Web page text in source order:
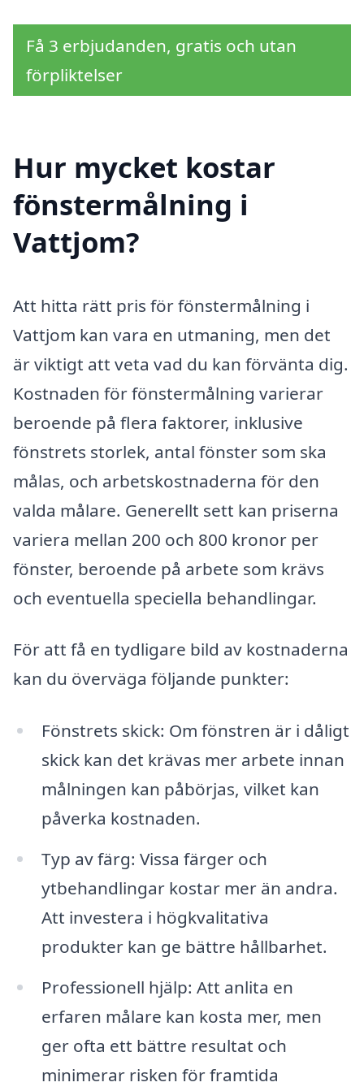
Få 3 erbjudanden, gratis och utan
förpliktelser
Hur mycket kostar
fönstermålning i
Vattjom?
Att hitta rätt pris för fönstermålning i
Vattjom kan vara en utmaning, men det
är viktigt att veta vad du kan förvänta dig.
Kostnaden för fönstermålning varierar
beroende på flera faktorer, inklusive
fönstrets storlek, antal fönster som ska
målas, och arbetskostnaderna för den
valda målare. Generellt sett kan priserna
variera mellan 200 och 800 kronor per
fönster, beroende på arbete som krävs
och eventuella speciella behandlingar.
För att få en tydligare bild av kostnaderna
kan du överväga följande punkter:
Fönstrets skick: Om fönstren är i dåligt
skick kan det krävas mer arbete innan
målningen kan påbörjas, vilket kan
påverka kostnaden.
Typ av färg: Vissa färger och
ytbehandlingar kostar mer än andra.
Att investera i högkvalitativa
produkter kan ge bättre hållbarhet.
Professionell hjälp: Att anlita en
erfaren målare kan kosta mer, men
ger ofta ett bättre resultat och
minimerar risken för framtida